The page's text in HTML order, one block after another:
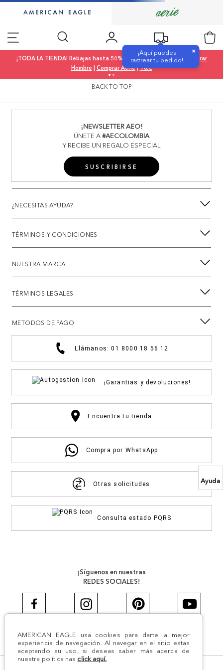
Ayuda
AMERICAN EAGLE usa cookies para darte la mejor
experiencia de navegación. Al navegar en el sitio estas
aceptando su uso, si deseas saber más acerca de
nuestra política has click aquí.
¡Aquí puedes
rastrear tu pedido!
×
¡TODA LA TIENDA! Rebajas hasta 50% OFF |Comprar Mujer|
Comprar
Hombre | Comprar Aerie|T&C
BACK TO TOP
¡NEWSLETTER AEO!
ÚNETE A#AECOLOMBIA
Y RECIBE UN REGALO ESPECIAL
SUSCRIBIRSE
¿NECESITAS AYUDA?
TÉRMINOS Y CONDICIONES
NUESTRA MARCA
TÉRMINOS LEGALES
METODOS DE PAGO
Llámanos: 01 8000 18 56 12
¡Garantias y devoluciones!
Encuentra tu tienda
Compra por WhatsApp
Otras solicitudes
Consulta estado PQRS
¡Síguenos en nuestras
REDES SOCIALES!
#AEJEANS #AerieREALCOL